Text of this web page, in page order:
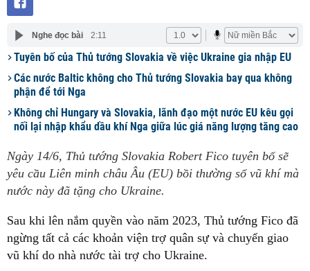
Nghe đọc bài 2:11
Tuyên bố của Thủ tướng Slovakia về việc Ukraine gia nhập EU
Các nước Baltic không cho Thủ tướng Slovakia bay qua không
phận để tới Nga
Không chỉ Hungary và Slovakia, lãnh đạo một nước EU kêu gọi
nối lại nhập khẩu dầu khí Nga giữa lúc giá năng lượng tăng cao
Ngày 14/6, Thủ tướng Slovakia Robert Fico tuyên bố sẽ
yêu cầu Liên minh châu Âu (EU) bồi thường số vũ khí mà
nước này đã tặng cho Ukraine.
Sau khi lên nắm quyền vào năm 2023, Thủ tướng Fico đã
ngừng tất cả các khoản viện trợ quân sự và chuyển giao
vũ khí do nhà nước tài trợ cho Ukraine.